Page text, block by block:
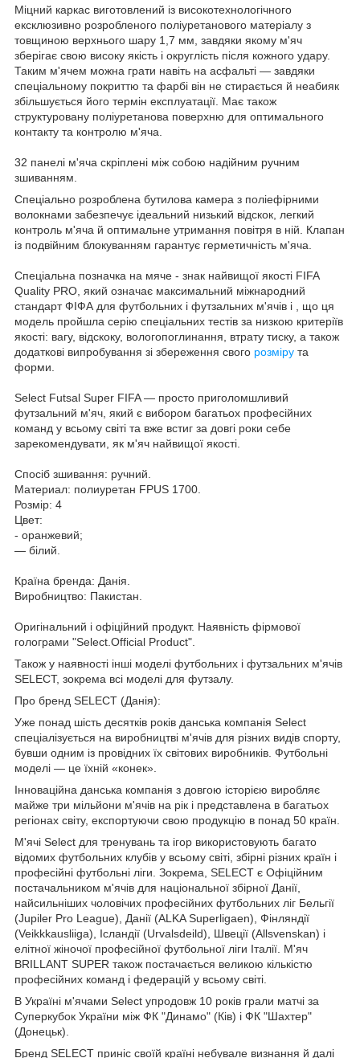
Міцний каркас виготовлений із високотехнологічного
ексклюзивно розробленого поліуретанового матеріалу з
товщиною верхнього шару 1,7 мм, завдяки якому м'яч
зберігає свою високу якість і округлість після кожного удару.
Таким м'ячем можна грати навіть на асфальті — завдяки
спеціальному покриттю та фарбі він не стирається й неабияк
збільшується його термін експлуатації. Має також
структуровану поліуретанова поверхню для оптимального
контакту та контролю м'яча.
32 панелі м'яча скріплені між собою надійним ручним
зшиванням.
Спеціально розроблена бутилова камера з поліефірними
волокнами забезпечує ідеальний низький відскок, легкий
контроль м'яча й оптимальне утримання повітря в ній. Клапан
із подвійним блокуванням гарантує герметичність м'яча.
Спеціальна позначка на мяче - знак найвищої якості FIFA
Quality PRO, який означає максимальний міжнародний
стандарт ФІФА для футбольних і футзальних м'ячів і , що ця
модель пройшла серію спеціальних тестів за низкою критеріїв
якості: вагу, відскоку, вологопоглинання, втрату тиску, а також
додаткові випробування зі збереження свого розміру та
форми.
Select Futsal Super FIFA — просто приголомшливий
футзальний м'яч, який є вибором багатьох професійних
команд у всьому світі та вже встиг за довгі роки себе
зарекомендувати, як м'яч найвищої якості.
Спосіб зшивання: ручний.
Материал: полиуретан FPUS 1700.
Розмір: 4
Цвет:
- оранжевий;
— білий.
Країна бренда: Данія.
Виробництво: Пакистан.
Оригінальний і офіційний продукт. Наявність фірмової
голограми "Select.Official Product".
Також у наявності інші моделі футбольних і футзальних м'ячів
SELECT, зокрема всі моделі для футзалу.
Про бренд SELECT (Данія):
Уже понад шість десятків років данська компанія Select
спеціалізується на виробництві м'ячів для різних видів спорту,
бувши одним із провідних їх світових виробників. Футбольні
моделі — це їхній «конек».
Інноваційна данська компанія з довгою історією виробляє
майже три мільйони м'ячів на рік і представлена в багатьох
регіонах світу, експортуючи свою продукцію в понад 50 країн.
М'ячі Select для тренувань та ігор використовують багато
відомих футбольних клубів у всьому світі, збірні різних країн і
професійні футбольні ліги. Зокрема, SELECT є Офіційним
постачальником м'ячів для національної збірної Данії,
найсильніших чоловічих професійних футбольних ліг Бельгії
(Jupiler Pro League), Данії (ALKA Superligaen), Фінляндії
(Veikkkausliiga), Ісландії (Urvalsdeild), Швеції (Allsvenskan) і
елітної жіночої професійної футбольної ліги Італії. М'яч
BRILLANT SUPER також постачається великою кількістю
професійних команд і федерацій у всьому світі.
В Україні м'ячами Select упродовж 10 років грали матчі за
Суперкубок України між ФК "Динамо" (Ків) і ФК "Шахтер"
(Донецьк).
Бренд SELECT приніс своїй країні небувале визнання й далі